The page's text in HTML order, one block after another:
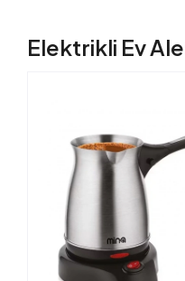
Elektrikli Ev